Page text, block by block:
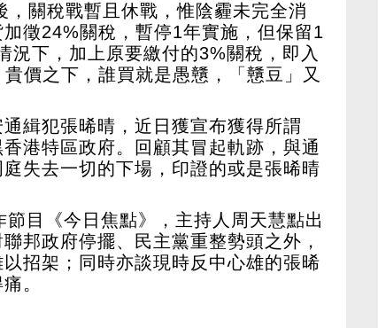
關稅戰暫且休戰，惟陰霾未完全消
徵24%關稅，暫停1年實施，但保留1
況下，加上原要繳付的3%關稅，即入
價之下，誰買就是愚戇，「戇豆」又
緝犯張晞晴，近日獲宣布獲得所謂
港特區政府。回顧其冒起軌跡，與通
失去一切的下場，印證的或是張晞晴
目《今日焦點》，主持人周天慧點出
邦政府停擺、民主黨重整勢頭之外，
招架；同時亦談現時反中心雄的張晞
。